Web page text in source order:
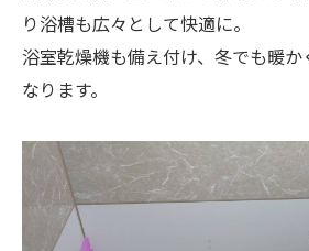
り浴槽も広々として快適に。
浴室乾燥機も備え付け、冬でも暖
なります。